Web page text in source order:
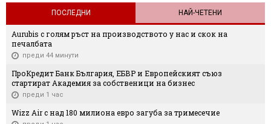
ПОСЛЕДНИ НАЙ-ЧЕТЕНИ
Aurubis с голям ръст на производството у нас и скок на
печалбата
преди 44 минути
ПроКредит Банк България, ЕБВР и Европейският съюз
стартират Академия за собственици на бизнес
преди 1 час
Wizz Air с над 180 милиона евро загуба за тримесечие